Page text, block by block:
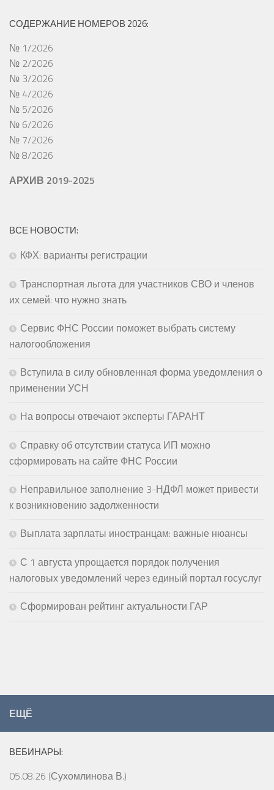
СОДЕРЖАНИЕ НОМЕРОВ 2026:
№ 1/2026
№ 2/2026
№ 3/2026
№ 4/2026
№ 5/2026
№ 6/2026
№ 7/2026
№ 8/2026
АРХИВ 2019-2025
ВСЕ НОВОСТИ:
КФХ: варианты регистрации
Транспортная льгота для участников СВО и членов
их семей: что нужно знать
Сервис ФНС России поможет выбрать систему
налогообложения
Вступила в силу обновленная форма уведомления о
применении УСН
На вопросы отвечают эксперты ГАРАНТ
Справку об отсутствии статуса ИП можно
сформировать на сайте ФНС России
Неправильное заполнение 3-НДФЛ может привести
к возникновению задолженности
Выплата зарплаты иностранцам: важные нюансы
С 1 августа упрощается порядок получения
налоговых уведомлений через единый портал госуслуг
Сформирован рейтинг актуальности ГАР
ЕЩЁ
ВЕБИНАРЫ:
05.08.26 (Сухомлинова В.)